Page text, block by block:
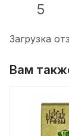
Загрузка
5
Вам